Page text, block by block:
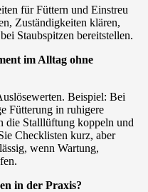
für Füttern und Einstreu
Zuständigkeiten klären,
Staubspitzen bereitstellen.
im Alltag ohne
Beispiel: Bei
Fütterung in ruhigere
die Stalllüftung koppeln und
Checklisten kurz, aber
wenn Wartung,
in der Praxis?